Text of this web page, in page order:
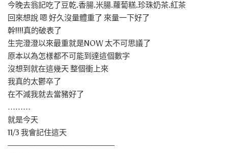
今晚去翁記吃了豆乾.香腸.米腸.蘿蔔糕.珍珠奶茶.紅茶
回來想說 嗯 好久沒量體重了 來量一下好了
幹!!!!真的破表了
生完澄澄以來最重就是NOW 太不可思議了
原本以為怎樣都不可能到達這個數字
沒想到就在這幾天 整個衝上來
我真的太鬱卒了
在不減我就去當豬好了
………
就是今天
11/3 我會記住這天
———————————————